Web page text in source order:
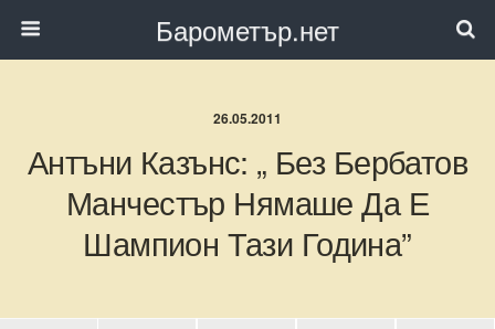
Барометър.нет
26.05.2011
Антъни Казънс: „ Без Бербатов
Манчестър Нямаше Да Е
Шампион Тази Година”